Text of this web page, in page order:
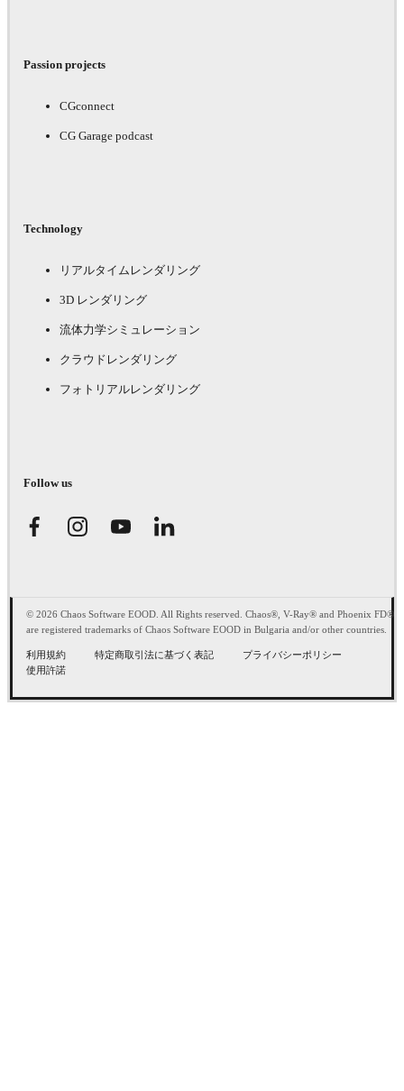
Passion projects
CGconnect
CG Garage podcast
Technology
リアルタイムレンダリング
3D レンダリング
流体力学シミュレーション
クラウドレンダリング
フォトリアルレンダリング
Follow us
© 2026 Chaos Software EOOD. All Rights reserved. Chaos®, V-Ray® and Phoenix FD®
are registered trademarks of Chaos Software EOOD in Bulgaria and/or other countries.
利用規約 特定商取引法に基づく表記
プライバシーポリシー
使用許諾